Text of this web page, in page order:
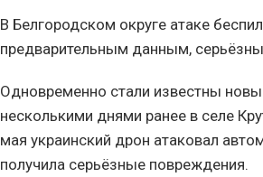
В Белгородском округе атаке
предварительным данным,
Одновременно стали известны
несколькими днями ранее в селе
мая украинский дрон атаковал
получила серьёзные повреждения.